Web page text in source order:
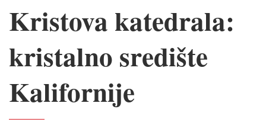
Kristova katedrala:
kristalno središte
Kalifornije